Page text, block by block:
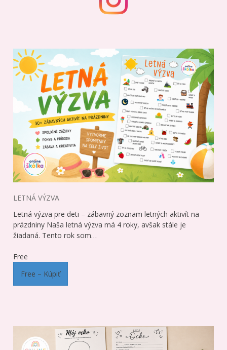
LETNÁ VÝZVA
Letná výzva pre deti – zábavný zoznam letných aktivít na
prázdniny Naša letná výzva má 4 roky, avšak stále je
žiadaná. Tento rok som…
Free
Free – Kúpiť